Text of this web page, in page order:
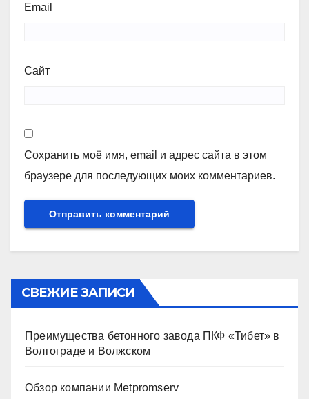
Email
Сайт
Сохранить моё имя, email и адрес сайта в этом
браузере для последующих моих комментариев.
СВЕЖИЕ ЗАПИСИ
Преимущества бетонного завода ПКФ «Тибет» в
Волгограде и Волжском
Обзор компании Metpromserv